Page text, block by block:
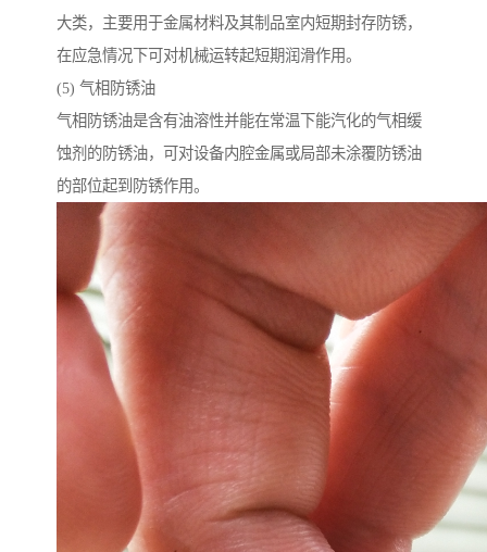
大类，主要用于金属材料及其制品室内短期封存防锈，
在应急情况下可对机械运转起短期润滑作用。
(5) 气相防锈油
气相防锈油是含有油溶性并能在常温下能汽化的气相缓
蚀剂的防锈油，可对设备内腔金属或局部未涂覆防锈油
的部位起到防锈作用。